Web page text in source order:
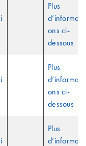
Plus
d’informati
ons ci-
dessous
Plus
d’informati
ons ci-
dessous
Plus
d’informati